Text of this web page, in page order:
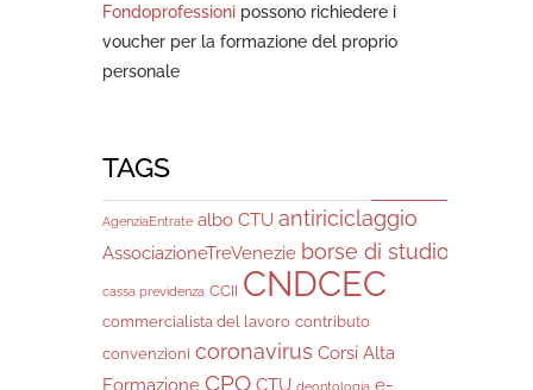
Fondoprofessioni possono richiedere i
voucher per la formazione del proprio
personale
TAGS
AgenziaEntrate albo CTU antiriciclaggio
AssociazioneTreVenezie borse di studio
cassa previdenza CCII CNDCEC
commercialista del lavoro contributo
convenzioni coronavirus Corsi Alta
Formazione CPO CTU deontologia e-